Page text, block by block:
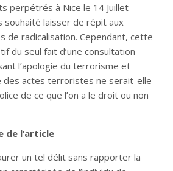
perpétrés à Nice le 14 Juillet
souhaité laisser de répit aux
de radicalisation. Cependant, cette
du seul fait d’une consultation
l’apologie du terrorisme et
des actes terroristes ne serait-elle
de ce que l’on a le droit ou non
de l’article
un tel délit sans rapporter la